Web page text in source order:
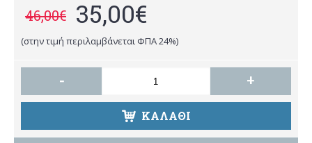
46,00€ 35,00€
(στην τιμή περιλαμβάνεται ΦΠΑ 24%)
- +
ΚΑΛΆΘΙ